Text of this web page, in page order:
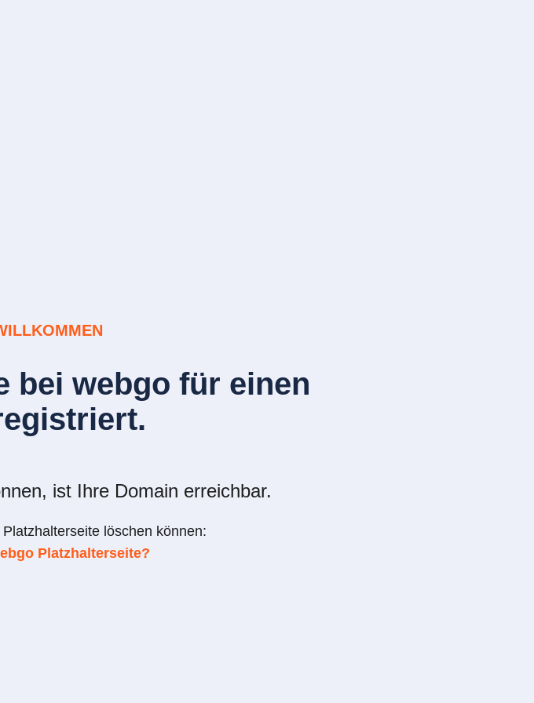
bei webgo für einen
ist Ihre Domain erreichbar.
löschen können:
Platzhalterseite?